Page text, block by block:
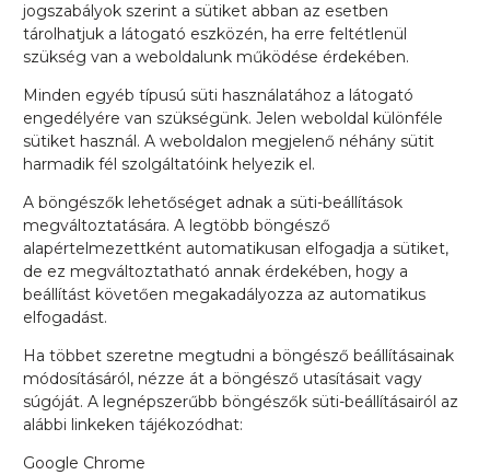
jogszabályok szerint a sütiket abban az esetben
tárolhatjuk a látogató eszközén, ha erre feltétlenül
szükség van a weboldalunk működése érdekében.
Minden egyéb típusú süti használatához a látogató
engedélyére van szükségünk. Jelen weboldal különféle
sütiket használ. A weboldalon megjelenő néhány sütit
harmadik fél szolgáltatóink helyezik el.
A böngészők lehetőséget adnak a süti-beállítások
megváltoztatására. A legtöbb böngésző
alapértelmezettként automatikusan elfogadja a sütiket,
de ez megváltoztatható annak érdekében, hogy a
beállítást követően megakadályozza az automatikus
elfogadást.
Ha többet szeretne megtudni a böngésző beállításainak
módosításáról, nézze át a böngésző utasításait vagy
súgóját. A legnépszerűbb böngészők süti-beállításairól az
alábbi linkeken tájékozódhat:
Google Chrome